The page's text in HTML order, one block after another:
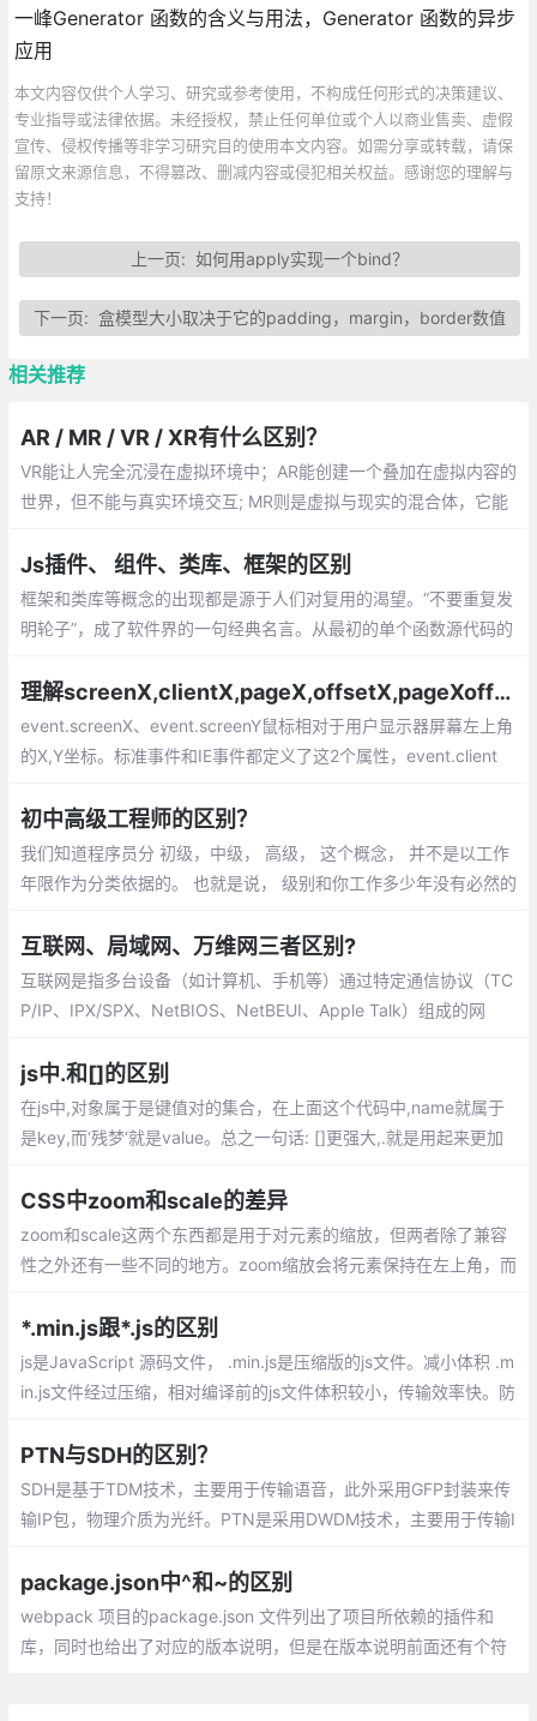
一峰Generator 函数的含义与用法，Generator 函数的异步
应用
本文内容仅供个人学习、研究或参考使用，不构成任何形式的决策建议、
专业指导或法律依据。未经授权，禁止任何单位或个人以商业售卖、虚假
宣传、侵权传播等非学习研究目的使用本文内容。如需分享或转载，请保
留原文来源信息，不得篡改、删减内容或侵犯相关权益。感谢您的理解与
支持！
上一页: 如何用apply实现一个bind？
下一页: 盒模型大小取决于它的padding，margin，border数值
相关推荐
AR / MR / VR / XR有什么区别？
VR能让人完全沉浸在虚拟环境中；AR能创建一个叠加在虚拟内容的
世界，但不能与真实环境交互; MR则是虚拟与现实的混合体，它能
“现实”（AR，VR，MR）的术语。
Js插件、 组件、类库、框架的区别
框架和类库等概念的出现都是源于人们对复用的渴望。“不要重复发
明轮子”，成了软件界的一句经典名言。从最初的单个函数源代码的
理解screenX,clientX,pageX,offsetX,pageXoffset的区别
event.screenX、event.screenY鼠标相对于用户显示器屏幕左上角
的X,Y坐标。标准事件和IE事件都定义了这2个属性，event.client
初中高级工程师的区别？
我们知道程序员分 初级，中级， 高级， 这个概念， 并不是以工作
年限作为分类依据的。 也就是说， 级别和你工作多少年没有必然的
工程师， 工作短短两三年， 就跻身高级工程师的行列。
互联网、局域网、万维网三者区别?
互联网是指多台设备（如计算机、手机等）通过特定通信协议（TC
P/IP、IPX/SPX、NetBIOS、NetBEUI、Apple Talk）组成的网
般不大于10公里，而且通常只使用一种传输介质
js中.和[]的区别
在js中,对象属于是键值对的集合，在上面这个代码中,name就属于
是key,而‘残梦‘就是value。总之一句话: []更强大,.就是用起来更加
CSS中zoom和scale的差异
zoom和scale这两个东西都是用于对元素的缩放，但两者除了兼容
性之外还有一些不同的地方。zoom缩放会将元素保持在左上角，而
*.min.js跟*.js的区别
js是JavaScript 源码文件， .min.js是压缩版的js文件。减小体积 .m
in.js文件经过压缩，相对编译前的js文件体积较小，传输效率快。防
PTN与SDH的区别？
SDH是基于TDM技术，主要用于传输语音，此外采用GFP封装来传
输IP包，物理介质为光纤。PTN是采用DWDM技术，主要用于传输I
package.json中^和~的区别
webpack 项目的package.json 文件列出了项目所依赖的插件和
库，同时也给出了对应的版本说明，但是在版本说明前面还有个符